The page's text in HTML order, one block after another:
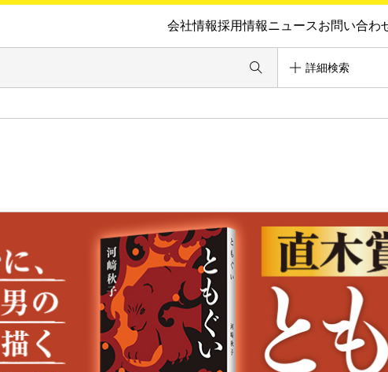
会社情報採用情報ニュースお問い合わ
詳細検索